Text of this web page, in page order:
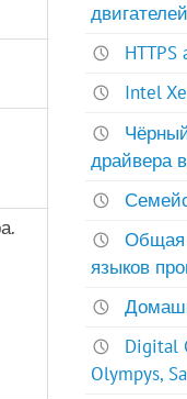
двигателей
HTTPS
Intel
драйвера
Общая
языков
Digital
Olympys,